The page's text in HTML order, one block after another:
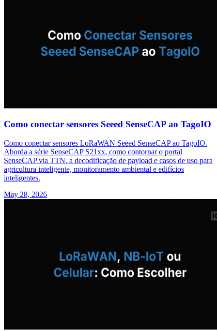
Como conectar sensores Seeed SenseCAP ao TagoIO
Como conectar sensores LoRaWAN Seeed SenseCAP ao TagoIO.
Aborda a série SenseCAP S21xx, como contornar o portal
SenseCAP via TTN, a decodificação de payload e casos de uso para
agricultura inteligente, monitoramento ambiental e edifícios
inteligentes.
May 28, 2026